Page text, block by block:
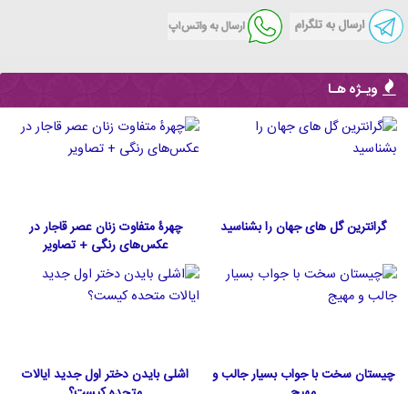
ویـژه هـا
گرانترین گل های جهان را بشناسید
چهرۀ متفاوت زنان عصر قاجار در
عکس‌های رنگی + تصاویر
چیستان سخت با جواب بسیار جالب و
اشلی بایدن دختر اول جدید ایالات